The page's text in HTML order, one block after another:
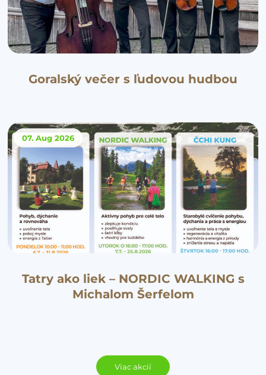
Goralský večer s ľudovou hudbou
07. Aug 2026
Tatry ako liek – NORDIC WALKING s
Michalom Šerfelom
Viac akcií